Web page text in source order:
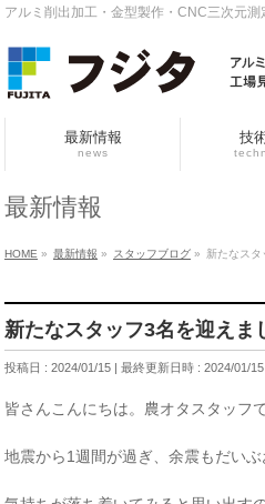
アルミ削出加工・金型製作・CNC三次元
最新情報
news
技
最新情報
HOME » 最新情報 » スタッフブログ » 新たなスタ
新たなスタッフ3名を迎えま
投稿日 : 2024/01/15 最終更新日時 : 2024/01/15
皆さんこんにちは。農オタスタッフで
地震から1週間が過ぎ、余震もだいぶ